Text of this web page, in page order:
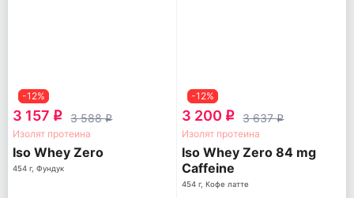
-12%
3 157 q 3 588q
Изолят протеина
Iso Whey Zero
454 г, Фундук
-12%
3 200 q 3 637q
Изолят протеина
Iso Whey Zero 84 mg
Caffeine
454 г, Кофе латте